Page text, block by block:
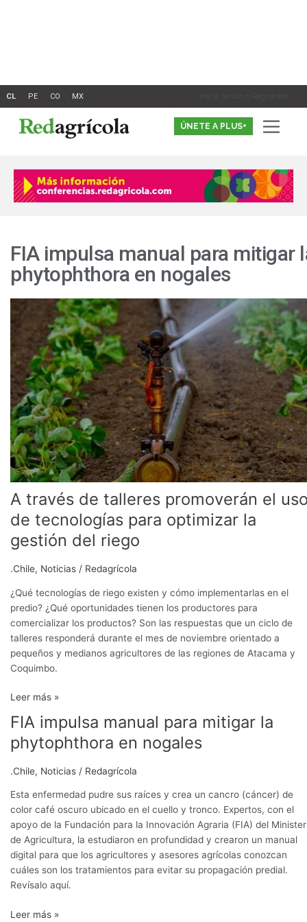
Inicia Sesión o Registrate
ÚNETE A PLUS+
FIA impulsa manual para mitigar
phytophthora en nogales
A través de talleres promoverán el
de tecnologías para optimizar la
gestión del riego
.Chile, Noticias / Redagrícola
¿Qué tecnologías de riego existen y cómo implementarlas en el
predio? ¿Qué oportunidades tienen los productores para
comercializar los productos? Son las respuestas que un ciclo de
talleres responderá durante el mes de noviembre orientado a
pequeños y medianos agricultores de las regiones de Atacama y
Coquimbo.
A
través
talleres
promoverán
el
uso
de
tecnologías
para
optimizar
la
del
riego
Leer más »
FIA impulsa manual para mitigar la
phytophthora en nogales
.Chile, Noticias / Redagrícola
Esta enfermedad pudre sus raíces y crea un cancro (cáncer) de
color café oscuro ubicado en el cuello y tronco. Expertos, con el
apoyo de la Fundación para la Innovación Agraria (FIA) del
de Agricultura, la estudiaron en profundidad y crearon un manual
digital para que los agricultores y asesores agrícolas conozcan
cuáles son los tratamientos para evitar su propagación predial.
Revísalo aquí.
FIA
impulsa
manual
mitigar
la
phytophthora
en
nogales
Leer más »